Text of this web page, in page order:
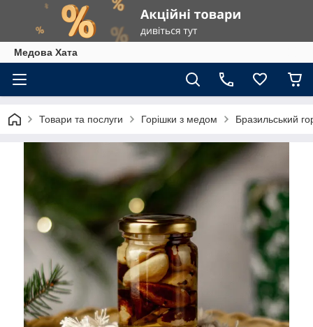
Медова Хата
Товари та послуги Горішки з медом Бразильський